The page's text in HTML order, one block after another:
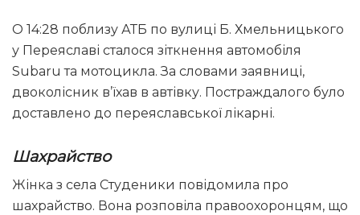
О 14:28 поблизу АТБ по вулиці Б. Хмельницького
у Переяславі сталося зіткнення автомобіля
Subaru та мотоцикла. За словами заявниці,
двоколісник в’їхав в автівку. Постраждалого було
доставлено до переяславської лікарні.
Шахрайство
Жінка з села Студеники повідомила про
шахрайство. Вона розповіла правоохоронцям, що